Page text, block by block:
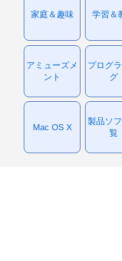
家庭＆趣味 学習＆
アミューズメ
ント
プログ
グ
Mac OS X
製品ソ
覧